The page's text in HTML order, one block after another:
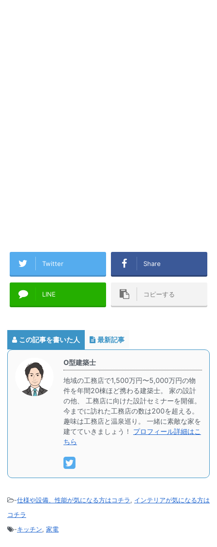
Twitter Share
LINE コピーする
この記事を書いた人 最新記事
O型建築士
地域の工務店で1,500万円〜5,000万円の物
件を年間20棟ほど携わる建築士。 家の設計
の他、 工務店に向けた設計セミナーを開催。
今までに訪れた工務店の数は200を超える。
趣味は工務店と温泉巡り。 一緒に素敵な家を
建てていきましょう！ プロフィール詳細はこ
ちら
-仕様や設備、性能が気になる方はコチラ, インテリアが気になる方は
コチラ
-キッチン, 家電